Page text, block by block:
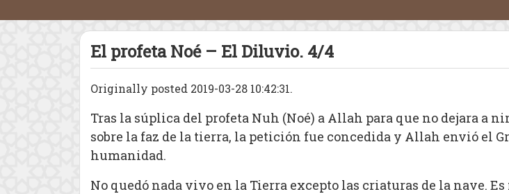
El profeta Noé – El Diluvio. 4/4
Originally posted 2019-03-28 10:42:31.
Tras la súplica del profeta Nuh (Noé) a Allah para que no dejara a
sobre la faz de la tierra, la petición fue concedida y Allah envió el
humanidad.
No quedó nada vivo en la Tierra excepto las criaturas de la nave.